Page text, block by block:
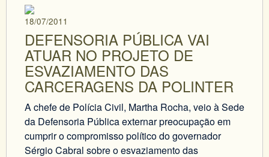
18/07/2011
DEFENSORIA PÚBLICA VAI
ATUAR NO PROJETO DE
ESVAZIAMENTO DAS
CARCERAGENS DA POLINTER
A chefe de Polícia Civil, Martha Rocha, veio à Sede
da Defensoria Pública externar preocupação em
cumprir o compromisso político do governador
Sérgio Cabral sobre o esvaziamento das